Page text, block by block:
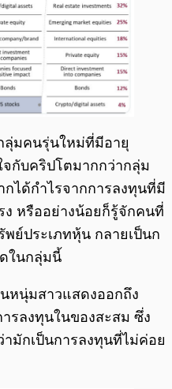
ลุ่มคนรุ่นใหม่ที่มีอายุ
จกับคริปโตมากกว่ากลุ่ม
กได้กำไรจากการลงทุนที่มี
หรืออย่างน้อยก็รู้จักคนที่
ย์ประเภทหุ้น กลายเป็นก
ในกลุ่มนี้
หนุ่มสาวแสดงออกถึง
รลงทุนในของสะสม ซึ่ง
มักเป็นการลงทุนที่ไม่ค่อย